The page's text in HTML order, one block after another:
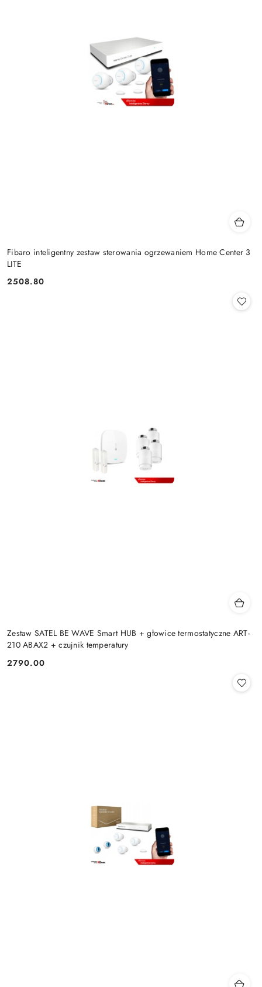
Fibaro inteligentny zestaw sterowania ogrzewaniem Home Center 3
LITE
Cena:
2508.80
Zestaw SATEL BE WAVE Smart HUB + głowice termostatyczne ART-
210 ABAX2 + czujnik temperatury
Cena:
2790.00